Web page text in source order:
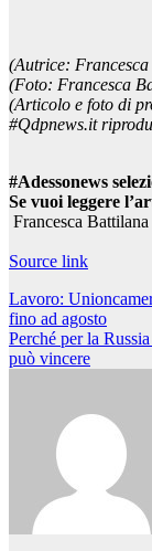
(Autrice:
(Foto: Francesca
(Articolo e foto di
#Qdpnews.it
#Adessonews
Se vuoi leggere
Francesca Battilana
Source link
Navigazione
articoli
Lavoro:
fino ad agosto
Perché per la
può vincere